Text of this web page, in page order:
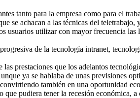
tanto para la empresa como para el
se achacan a las técnicas del teletrabajo,
usuarios utilizar con mayor frecuencia las
de la tecnología intranet,
prestaciones que los adelantos
ya se hablaba de unas previsiones
también en una oportunidad
pudiera tener la recesión económica, a